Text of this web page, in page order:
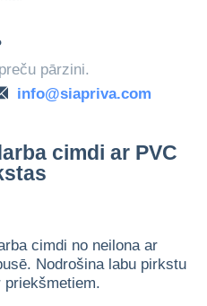
pārzini.
info@siapriva.com
cimdi ar PVC
cimdi no neilona ar
Nodrošina labu pirkstu